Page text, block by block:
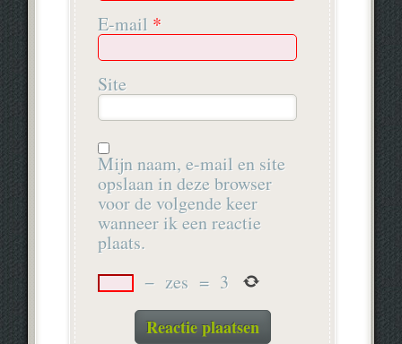
E-mail *
Site
Mijn naam, e-mail en site
opslaan in deze browser
voor de volgende keer
wanneer ik een reactie
plaats.
− zes = 3